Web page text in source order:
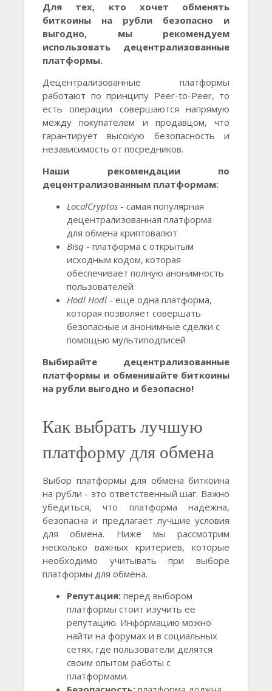
Для тех, кто хочет обменять
биткоины на рубли безопасно и
выгодно, мы рекомендуем
использовать децентрализованные
платформы.
Децентрализованные платформы
работают по принципу Peer-to-Peer, то
есть операции совершаются напрямую
между покупателем и продавцом, что
гарантирует высокую безопасность и
независимость от посредников.
Наши рекомендации по
децентрализованным платформам:
LocalCryptos - самая популярная
децентрализованная платформа
для обмена криптовалют
Bisq - платформа с открытым
исходным кодом, которая
обеспечивает полную анонимность
пользователей
Hodl Hodl - еще одна платформа,
которая позволяет совершать
безопасные и анонимные сделки с
помощью мультиподписей
Выбирайте децентрализованные
платформы и обменивайте биткоины
на рубли выгодно и безопасно!
Как выбрать лучшую
платформу для обмена
Выбор платформы для обмена биткоина
на рубли - это ответственный шаг. Важно
убедиться, что платформа надежна,
безопасна и предлагает лучшие условия
для обмена. Ниже мы рассмотрим
несколько важных критериев, которые
необходимо учитывать при выборе
платформы для обмена.
Репутация: перед выбором
платформы стоит изучить ее
репутацию. Информацию можно
найти на форумах и в социальных
сетях, где пользователи делятся
своим опытом работы с
платформами.